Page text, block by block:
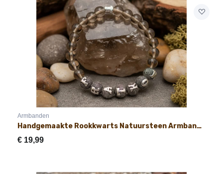
Armbanden
Handgemaakte Rookkwarts Natuursteen Armband met Naam 8mm
€ 19,99